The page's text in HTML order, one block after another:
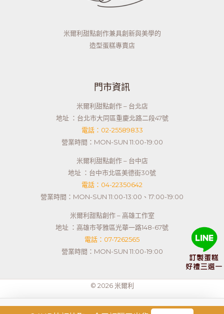
米爾利甜點創作兼具創新與美學的
造型蛋糕專賣店
門市資訊
米爾利甜點創作 – 台北店
地址 ：台北市大同區重慶北路二段47號
電話：02-25589833
營業時間：MON-SUN 11:00-19:00
米爾利甜點創作 – 台中店
地址 ：台中市北區美德街30號
電話：04-22350642
營業時間：MON-SUN 11:00-13:00、17:00-19:00
米爾利甜點創作 – 高雄工作室
地址 ：高雄市苓雅區光華一路148-67號
電話：07-7262565
營業時間：MON-SUN 11:00-19:00
© 2026 米爾利